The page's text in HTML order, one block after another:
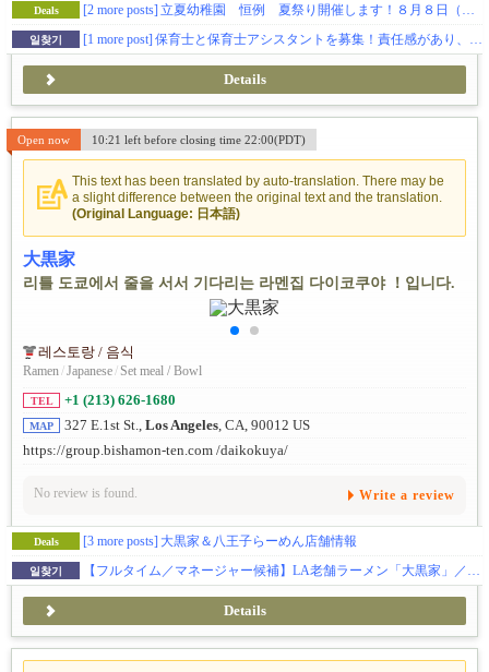
Deals [2 more posts] 立夏幼稚園 恒例 夏祭り開催します！８月８日（土）
일찾기 [1 more post] 保育士と保育士アシスタントを募集！責任感があり、幼児教育に熱意、やる気がある方を募集しています。
Details
Open now 10:21 left before closing time 22:00(PDT)
This text has been translated by auto-translation. There may be
a slight difference between the original text and the translation.
(Original Language: 日本語)
大黒家
리틀 도쿄에서 줄을 서서 기다리는 라멘집 다이코쿠야 ！입니다.
레스토랑 / 음식
Ramen/Japanese/ Set meal / Bowl
TEL +1 (213) 626-1680
MAP 327 E.1st St., Los Angeles, CA, 90012 US
https://group.bishamon-ten.com /daikokuya/
No review is found. Write a review
Deals [3 more posts] 大黒家＆八王子らーめん店舗情報
일찾기
Details